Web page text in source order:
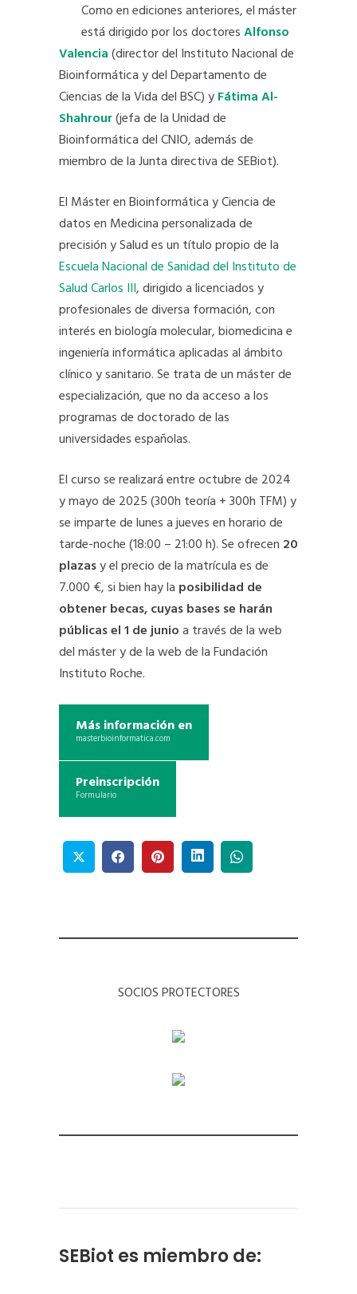
Como en ediciones anteriores, el máster
está dirigido por los doctoresAlfonso
Valencia(director del Instituto Nacional de
Bioinformática y del Departamento de
Ciencias de la Vida del BSC) yFátima Al-
Shahrour(jefa de la Unidad de
Bioinformática del CNIO, además de
miembro de la Junta directiva de SEBiot).
El Máster en Bioinformática y Ciencia de
datos en Medicina personalizada de
precisión y Salud es un título propio de la
Escuela Nacional de Sanidad del Instituto de
Salud Carlos III, dirigido a licenciados y
profesionales de diversa formación, con
interés en biología molecular, biomedicina e
ingeniería informática aplicadas al ámbito
clínico y sanitario. Se trata de un máster de
especialización, que no da acceso a los
programas de doctorado de las
universidades españolas.
El curso se realizará entre octubre de 2024
y mayo de 2025 (300h teoría + 300h TFM) y
se imparte de lunes a jueves en horario de
tarde-noche (18:00 – 21:00 h). Se ofrecen 20
plazasy el precio de la matrícula es de
7.000 €, si bien hay la posibilidad de
obtener becas, cuyas bases se harán
públicas el 1 de junioa través de la web
del máster y de la web de la Fundación
Instituto Roche.
Más información en
masterbioinformatica.com
Preinscripción
Formulario
SOCIOS PROTECTORES
SEBiot es miembro de: